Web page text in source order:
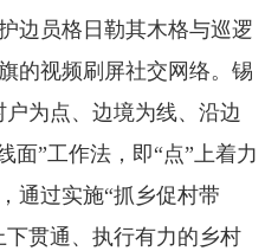
边员格日勒其木格与巡逻
的视频刷屏社交网络。锡
为点、边境为线、沿边
面”工作法，即“点”上着力
通过实施“抓乡促村带
下贯通、执行有力的乡村